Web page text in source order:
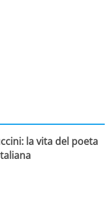
la vita del poeta